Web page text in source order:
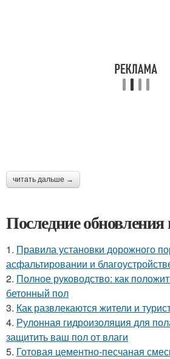
читать дальше →
Последние обновления
1. Правила установки дорожного
асфальтировании и
2. Полное руководство: как
бетонный пол
3. Как развлекаются жители и
4. Рулонная гидроизоляция для
защитить ваш пол от влаги
5. Готовая цементно-песчаная